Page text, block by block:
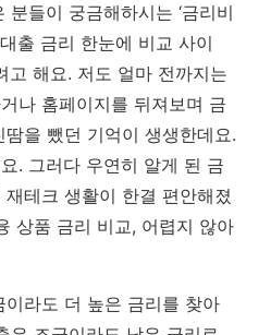
들이 궁금해하시는 ‘금리비
출 금리 한눈에 비교 사이
고 해요. 저도 얼마 전까지는
나 홈페이지를 뒤져보며 금
을 뺐던 기억이 생생한데요.
. 그러다 우연히 알게 된 금
테크 생활이 한결 편안해졌
상품 금리 비교, 어렵지 않아
라도 더 높은 금리를 찾아